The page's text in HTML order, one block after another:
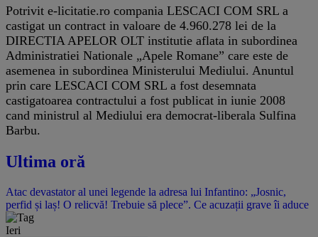
Potrivit e-licitatie.ro compania LESCACI COM SRL a
castigat un contract in valoare de 4.960.278 lei de la
DIRECTIA APELOR OLT institutie aflata in subordinea
Administratiei Nationale „Apele Romane” care este de
asemenea in subordinea Ministerului Mediului. Anuntul
prin care LESCACI COM SRL a fost desemnata
castigatoarea contractului a fost publicat in iunie 2008
cand ministrul al Mediului era democrat-liberala Sulfina
Barbu.
Ultima oră
Atac devastator al unei legende la adresa lui Infantino: „Josnic,
perfid și laș! O relicvă! Trebuie să plece”. Ce acuzații grave îi aduce
Ieri